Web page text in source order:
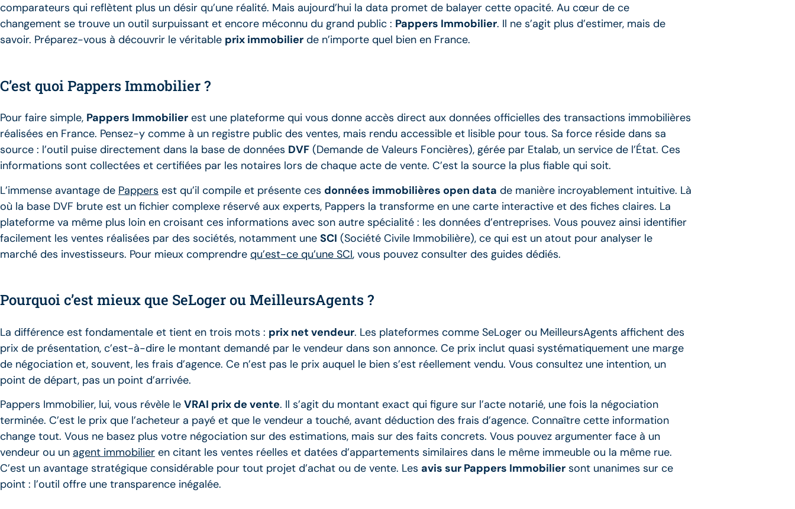
comparateurs qui reflètent plus un désir qu’une réalité. Mais aujourd’hui la data promet de balayer cette opacité. Au cœur de ce
changement se trouve un outil surpuissant et encore méconnu du grand public : Pappers Immobilier. Il ne s’agit plus d’estimer, mais de
savoir. Préparez-vous à découvrir le véritable prix immobilier de n’importe quel bien en France.
C’est quoi Pappers Immobilier ?
Pour faire simple, Pappers Immobilier est une plateforme qui vous donne accès direct aux données officielles des transactions immobilières
réalisées en France. Pensez-y comme à un registre public des ventes, mais rendu accessible et lisible pour tous. Sa force réside dans sa
source : l’outil puise directement dans la base de données DVF (Demande de Valeurs Foncières), gérée par Etalab, un service de l’État. Ces
informations sont collectées et certifiées par les notaires lors de chaque acte de vente. C’est la source la plus fiable qui soit.
L’immense avantage de Pappers est qu’il compile et présente ces données immobilières open data de manière incroyablement intuitive. Là
où la base DVF brute est un fichier complexe réservé aux experts, Pappers la transforme en une carte interactive et des fiches claires. La
plateforme va même plus loin en croisant ces informations avec son autre spécialité : les données d’entreprises. Vous pouvez ainsi identifier
facilement les ventes réalisées par des sociétés, notamment une SCI (Société Civile Immobilière), ce qui est un atout pour analyser le
marché des investisseurs. Pour mieux comprendre qu’est-ce qu’une SCI, vous pouvez consulter des guides dédiés.
Pourquoi c’est mieux que SeLoger ou MeilleursAgents ?
La différence est fondamentale et tient en trois mots : prix net vendeur. Les plateformes comme SeLoger ou MeilleursAgents affichent des
prix de présentation, c’est-à-dire le montant demandé par le vendeur dans son annonce. Ce prix inclut quasi systématiquement une marge
de négociation et, souvent, les frais d’agence. Ce n’est pas le prix auquel le bien s’est réellement vendu. Vous consultez une intention, un
point de départ, pas un point d’arrivée.
Pappers Immobilier, lui, vous révèle le VRAI prix de vente. Il s’agit du montant exact qui figure sur l’acte notarié, une fois la négociation
terminée. C’est le prix que l’acheteur a payé et que le vendeur a touché, avant déduction des frais d’agence. Connaître cette information
change tout. Vous ne basez plus votre négociation sur des estimations, mais sur des faits concrets. Vous pouvez argumenter face à un
vendeur ou un agent immobilier en citant les ventes réelles et datées d’appartements similaires dans le même immeuble ou la même rue.
C’est un avantage stratégique considérable pour tout projet d’achat ou de vente. Les avis sur Pappers Immobilier sont unanimes sur ce
point : l’outil offre une transparence inégalée.